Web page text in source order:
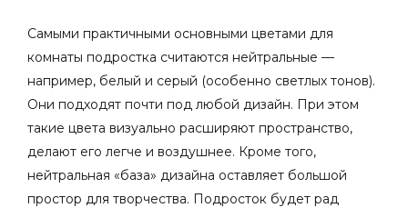
Самыми практичными основными цветами для
комнаты подростка считаются нейтральные —
например, белый и серый (особенно светлых тонов).
Они подходят почти под любой дизайн. При этом
такие цвета визуально расширяют пространство,
делают его легче и воздушнее. Кроме того,
нейтральная «база» дизайна оставляет большой
простор для творчества. Подросток будет рад